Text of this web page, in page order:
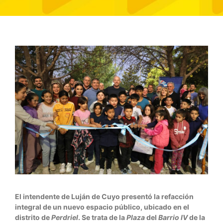
El intendente de Luján de Cuyo presentó la refacción
integral de un nuevo espacio público, ubicado en el
distrito dePerdriel. Se trata de laPlazadel Barrio IVde la